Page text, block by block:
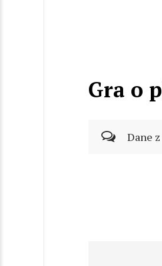
Gra o
Dane